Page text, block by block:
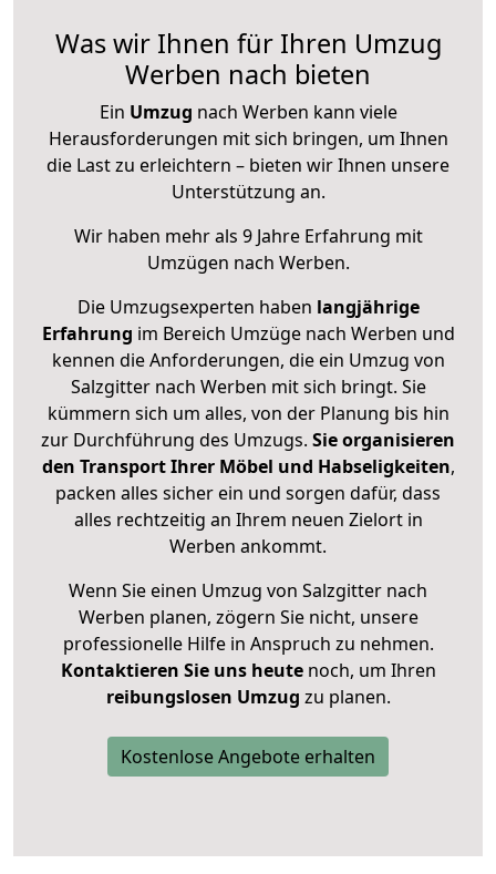
Was wir Ihnen für Ihren Umzug
Werben nach bieten
Ein Umzug nach Werben kann viele
Herausforderungen mit sich bringen, um Ihnen
die Last zu erleichtern – bieten wir Ihnen unsere
Unterstützung an.
Wir haben mehr als 9 Jahre Erfahrung mit
Umzügen nach Werben.
Die Umzugsexperten haben langjährige
Erfahrung im Bereich Umzüge nach Werben und
kennen die Anforderungen, die ein Umzug von
Salzgitter nach Werben mit sich bringt. Sie
kümmern sich um alles, von der Planung bis hin
zur Durchführung des Umzugs. Sie organisieren
den Transport Ihrer Möbel und Habseligkeiten,
packen alles sicher ein und sorgen dafür, dass
alles rechtzeitig an Ihrem neuen Zielort in
Werben ankommt.
Wenn Sie einen Umzug von Salzgitter nach
Werben planen, zögern Sie nicht, unsere
professionelle Hilfe in Anspruch zu nehmen.
Kontaktieren Sie uns heutenoch, um Ihren
reibungslosen Umzug zu planen.
Kostenlose Angebote erhalten